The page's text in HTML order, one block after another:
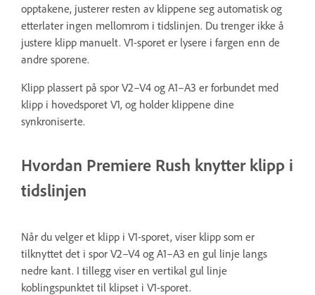
opptakene, justerer resten av klippene seg automatisk og
etterlater ingen mellomrom i tidslinjen. Du trenger ikke å
justere klipp manuelt. V1-sporet er lysere i fargen enn de
andre sporene.
Klipp plassert på spor V2–V4 og A1–A3 er forbundet med
klipp i hovedsporet V1, og holder klippene dine
synkroniserte.
Hvordan Premiere Rush knytter klipp i
tidslinjen
Når du velger et klipp i V1-sporet, viser klipp som er
tilknyttet det i spor V2–V4 og A1–A3 en gul linje langs
nedre kant. I tillegg viser en vertikal gul linje
koblingspunktet til klipset i V1-sporet.